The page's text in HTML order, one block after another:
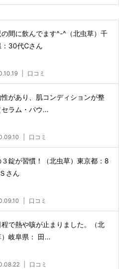
の間に飲んでます^-^（北虫草）千
：30代Cさん
口コミ
があり、肌コンディションが整
セラム・パウ...
口コミ
錠が習慣！（北虫草）東京都：8
さん
口コミ
程で熱や咳が止まりました。（北
）岐阜県： 田...
口コミ